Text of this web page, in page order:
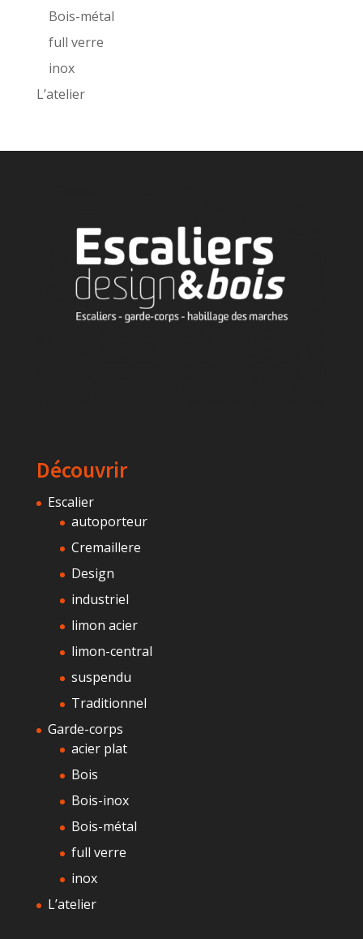
Bois-métal
full verre
inox
L’atelier
Découvrir
Escalier
autoporteur
Cremaillere
Design
industriel
limon acier
limon-central
suspendu
Traditionnel
Garde-corps
acier plat
Bois
Bois-inox
Bois-métal
full verre
inox
L’atelier